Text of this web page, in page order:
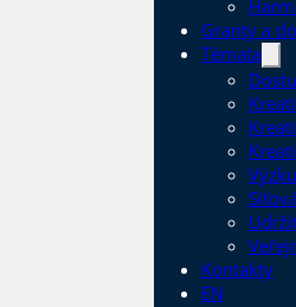
Granty a
Témata
Kontakty
EN